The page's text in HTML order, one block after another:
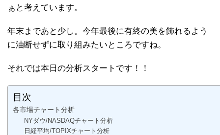
ぁと考えています。
年末まであと少し。今年最後に有終の美を飾れるよう
に油断せずに取り組みたいところですね。
それでは本日の分析スタートです！！
目次
各市場チャート分析
NYダウ/NASDAQチャート分析
日経平均/TOPIXチャート分析